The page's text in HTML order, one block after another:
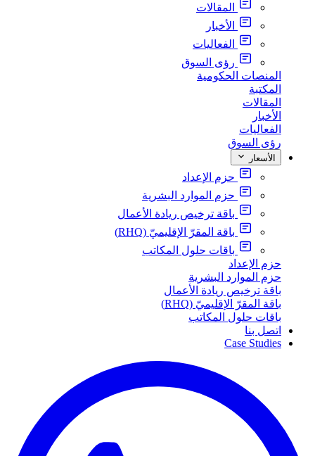
المقالات
الأخبار
الفعاليات
رؤى السوق
المنصات الحكومية
المكتبة
المقالات
الأخبار
الفعاليات
رؤى السوق
الأسعار
حزم الإعداد
حزم الموارد البشرية
باقة ترخيص ريادة الأعمال
باقة المقرّ الإقليميّ (RHQ)
باقات حلول المكاتب
حزم الإعداد
حزم الموارد البشرية
باقة ترخيص ريادة الأعمال
باقة المقرّ الإقليميّ (RHQ)
باقات حلول المكاتب
اتصل بنا
Case Studies